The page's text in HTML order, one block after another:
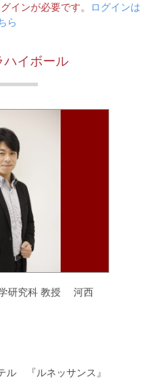
インが必要です。
ログインは
ら
ハイボール
学研究科 教授 河西
ル 『ルネッサンス』